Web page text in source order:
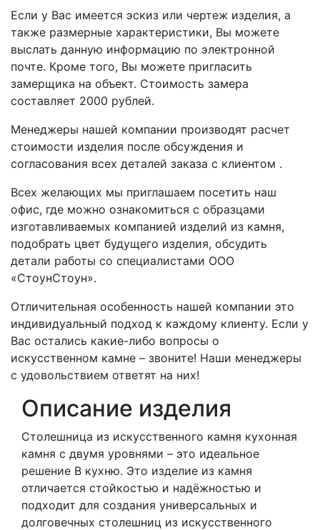
Если у Вас имеется эскиз или чертеж изделия, а
также размерные характеристики, Вы можете
выслать данную информацию по электронной
почте. Кроме того, Вы можете пригласить
замерщика на объект. Стоимость замера
составляет 2000 рублей.
Менеджеры нашей компании производят расчет
стоимости изделия после обсуждения и
согласования всех деталей заказа с клиентом .
Всех желающих мы приглашаем посетить наш
офис, где можно ознакомиться с образцами
изготавливаемых компанией изделий из камня,
подобрать цвет будущего изделия, обсудить
детали работы со специалистами ООО
«СтоунСтоун».
Отличительная особенность нашей компании это
индивидуальный подход к каждому клиенту. Если у
Вас остались какие-либо вопросы о
искусственном камне – звоните! Наши менеджеры
с удовольствием ответят на них!
Описание изделия
Столешница из искусственного камня кухонная
камня с двумя уровнями – это идеальное
решение В кухню. Это изделие из камня
отличается стойкостью и надёжностью и
подходит для создания универсальных и
долговечных столешниц из искусственного